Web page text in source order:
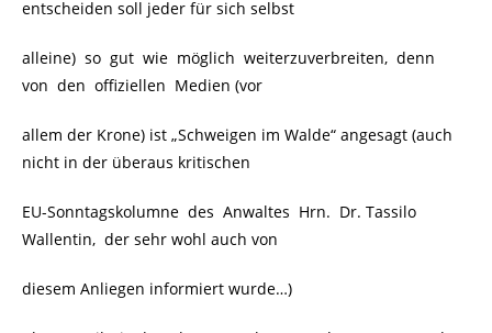
entscheiden soll jeder für sich selbst
alleine) so gut wie möglich weiterzuverbreiten, denn
von den offiziellen Medien (vor
allem der Krone) ist „Schweigen im Walde“ angesagt (auch
nicht in der überaus kritischen
EU-Sonntagskolumne des Anwaltes Hrn. Dr. Tassilo
Wallentin, der sehr wohl auch von
diesem Anliegen informiert wurde…)